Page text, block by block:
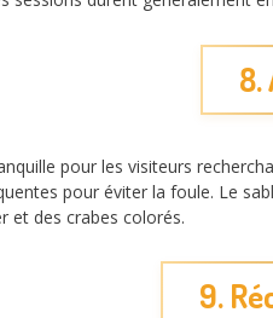
8.
pour les visiteurs
pour éviter la foule. Le
et des crabes colorés.
9.